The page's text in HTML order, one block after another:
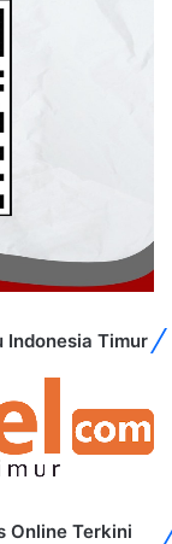
Timur
Online Terkini